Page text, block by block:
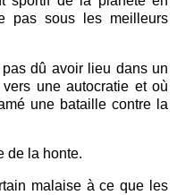
pas sous les meilleurs
pas dû avoir lieu dans un
une autocratie et où
une bataille contre la
de la honte.
malaise à ce que les